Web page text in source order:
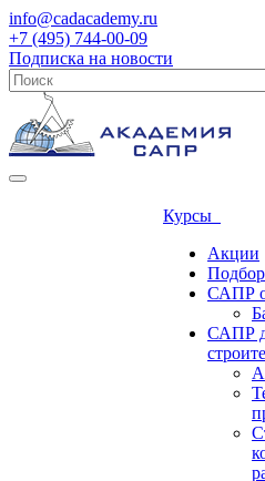
info@cadacademy.ru
+7 (495) 744-00-09
Подписка на новости
Курсы
Акции
САПР
САПР